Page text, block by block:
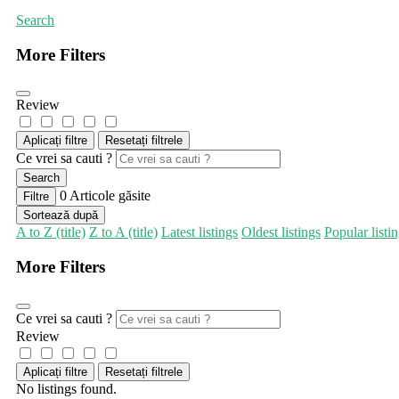
Search
More Filters
Review
Aplicați filtre Resetați filtrele
Ce vrei sa cauti ?
Search
Filtre
0 Articole găsite
Sortează după
A to Z (title) Z to A (title) Latest listings Oldest listings Popular
More Filters
Ce vrei sa cauti ?
Review
Aplicați filtre Resetați filtrele
No listings found.